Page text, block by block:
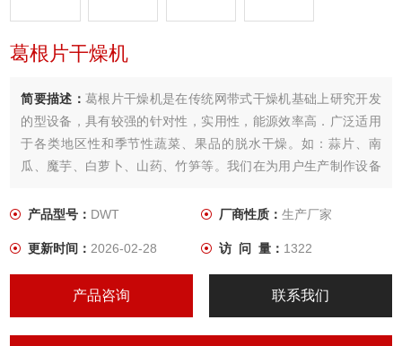
葛根片干燥机
简要描述： 葛根片干燥机是在传统网带式干燥机基础上研究开发
的型设备，具有较强的针对性，实用性，能源效率高．广泛适用
于各类地区性和季节性蔬菜、果品的脱水干燥。如：蒜片、南
瓜、魔芋、白萝卜、山药、竹笋等。我们在为用户生产制作设备
累的经验，为用户设计制作出Z适用．品质Z佳的蔬菜干燥设备。
产品型号： DWT 厂商性质： 生产厂家
更新时间：2026-02-28 访 问 量： 1322
产品咨询 联系我们